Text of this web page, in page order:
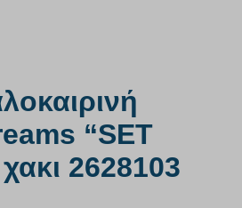
“SET
2628103